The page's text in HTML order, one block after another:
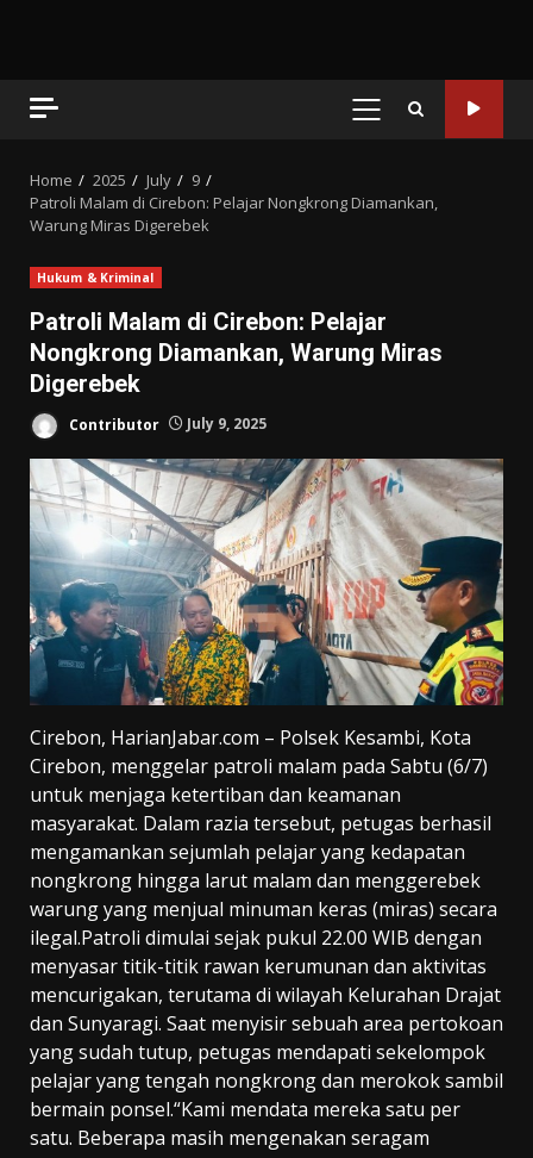
PRIMARY
Home 2025 July
9
Patroli Malam di Cirebon: Pelajar Nongkrong Diamankan,
Warung Miras Digerebek
Hukum & Kriminal
Patroli Malam di Cirebon: Pelajar
Nongkrong Diamankan, Warung Miras
Digerebek
Contributor July 9, 2025
Cirebon, HarianJabar.com – Polsek Kesambi, Kota
Cirebon, menggelar patroli malam pada Sabtu (6/7)
untuk menjaga ketertiban dan keamanan
masyarakat. Dalam razia tersebut, petugas berhasil
mengamankan sejumlah pelajar yang kedapatan
nongkrong hingga larut malam dan menggerebek
warung yang menjual minuman keras (miras) secara
ilegal.Patroli dimulai sejak pukul 22.00 WIB dengan
menyasar titik-titik rawan kerumunan dan aktivitas
mencurigakan, terutama di wilayah Kelurahan Drajat
dan Sunyaragi. Saat menyisir sebuah area pertokoan
yang sudah tutup, petugas mendapati sekelompok
pelajar yang tengah nongkrong dan merokok sambil
bermain ponsel.“Kami mendata mereka satu per
satu. Beberapa masih mengenakan seragam